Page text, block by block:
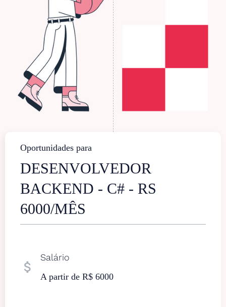
Oportunidades para
DESENVOLVEDOR
BACKEND - C# - RS
6000/MÊS
attach_money
Salário
A partir de R$ 6000